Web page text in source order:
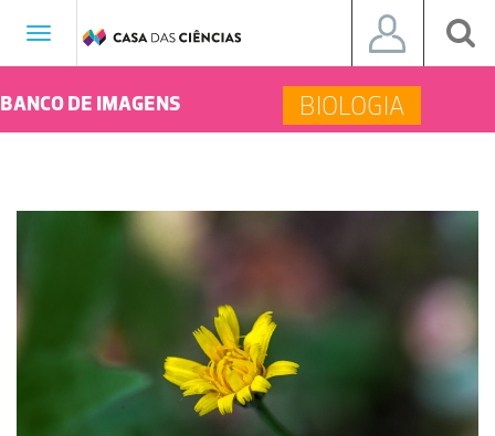
Toggle
BANCO DE IMAGENS BIOLOGIA